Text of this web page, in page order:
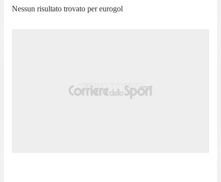
Nessun risultato trovato pereurogol